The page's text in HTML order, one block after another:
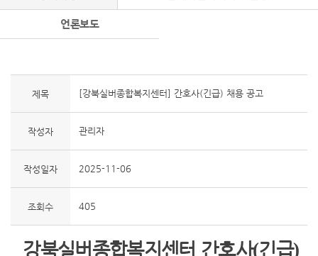
언론보도
제목 [강북실버종합복지센터] 간호사(긴급) 채용 공고
작성자 관리자
작성일자 2025-11-06
조회수 405
강북실버종합복지센터 간호사(긴급)